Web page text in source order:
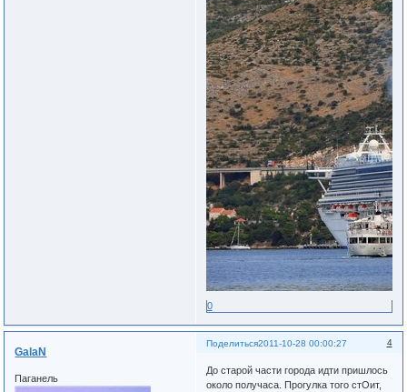
0
Поделиться 4
2011-10-28 00:00:27
GalaN
Паганель
До старой части города идти пришлось
около получаса. Прогулка того стОит,